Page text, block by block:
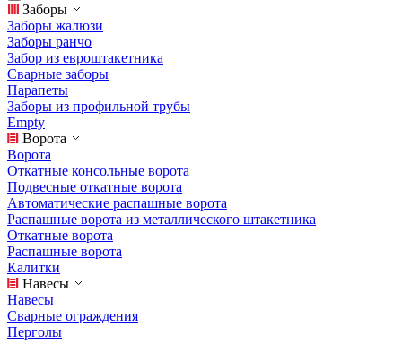
Заборы
Заборы жалюзи
Заборы ранчо
Забор из евроштакетника
Сварные заборы
Парапеты
Заборы из профильной трубы
Empty
Ворота
Ворота
Откатные консольные ворота
Подвесные откатные ворота
Автоматические распашные ворота
Распашные ворота из металлического штакетника
Откатные ворота
Распашные ворота
Калитки
Навесы
Навесы
Сварные ограждения
Перголы